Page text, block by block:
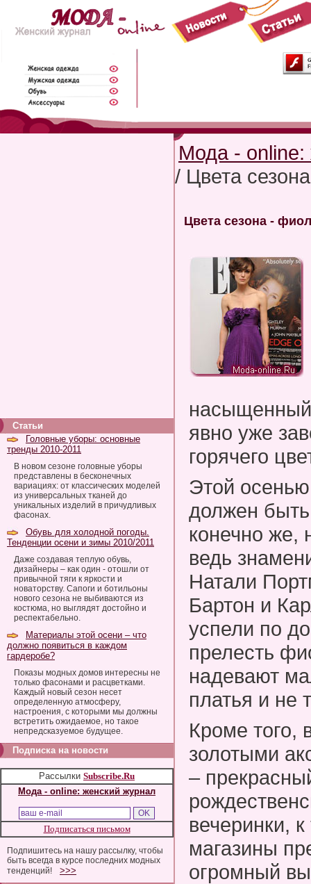
Статьи
Головные уборы: основные
тренды 2010-2011
В новом сезоне головные уборы
представлены в бесконечных
вариациях: от классических моделей
из универсальных тканей до
уникальных изделий в причудливых
фасонах.
Обувь для холодной погоды.
Тенденции осени и зимы 2010/2011
Даже создавая теплую обувь,
дизайнеры – как один - отошли от
привычной тяги к яркости и
новаторству. Сапоги и ботильоны
нового сезона не выбиваются из
костюма, но выглядят достойно и
респектабельно.
Материалы этой осени – что
должно появиться в каждом
гардеробе?
Показы модных домов интересны не
только фасонами и расцветками.
Каждый новый сезон несет
определенную атмосферу,
настроения, с которыми мы должны
встретить ожидаемое, но такое
непредсказуемое будущее.
Подписка на новости
Рассылки Subscribe.Ru
Мода - online: женский журнал
Подписаться письмом
Подпишитесь на нашу рассылку, чтобы
быть всегда в курсе последних модных
тенденций!
>>>
Мода - online:
/ Цвета
Цвета сезона -
явно уже
горячего
Этой
должен
конечно же,
ведь
Натали
Бартон и
успели по
прелесть
надевают
платья и не
Кроме того,
золотыми
–
вечеринки,
магазины
огромный